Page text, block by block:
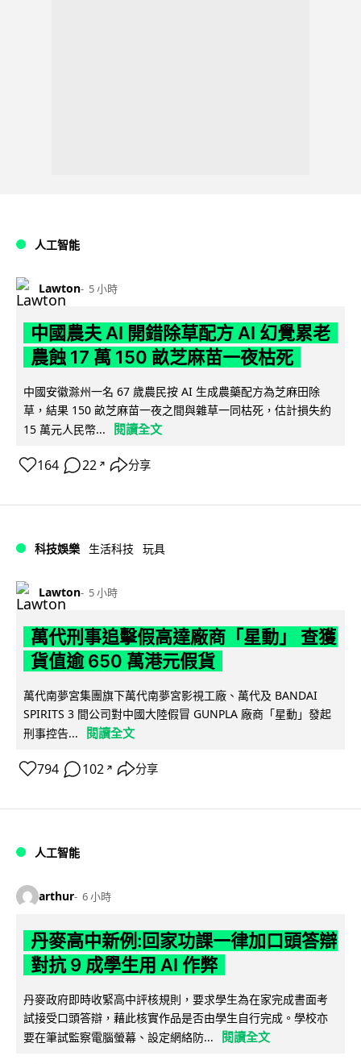
人工智能
Lawton 5 小時
中國農夫 AI 開錯除草配方 AI 幻覺累老
農蝕 17 萬 150 畝芝麻苗一夜枯死
中國安徽滁州一名 67 歲農民按 AI 生成農藥配方為芝麻田除
草，結果 150 畝芝麻苗一夜之間與雜草一同枯死，估計損失約
15 萬元人民幣...
閱讀全文
164 22 ↗ 分享
科技娛樂 生活科技 玩具
Lawton 5 小時
萬代刑事追擊假高達廠商「星動」 查獲
貨值逾 650 萬港元假貨
萬代南夢宮集團旗下萬代南夢宮影視工廠、萬代及 BANDAI
SPIRITS 3 間公司對中國大陸假冒 GUNPLA 廠商「星動」發起
刑事控告...
閱讀全文
794 102 ↗ 分享
人工智能
arthur 6 小時
丹麥高中新例:回家功課一律加口頭答辯
對抗 9 成學生用 AI 作弊
丹麥政府即時收緊高中評核規則，要求學生為在家完成書面考
試接受口頭答辯，藉此核實作品是否由學生自行完成。學校亦
要在筆試監察電腦螢幕、設定網絡防...
閱讀全文